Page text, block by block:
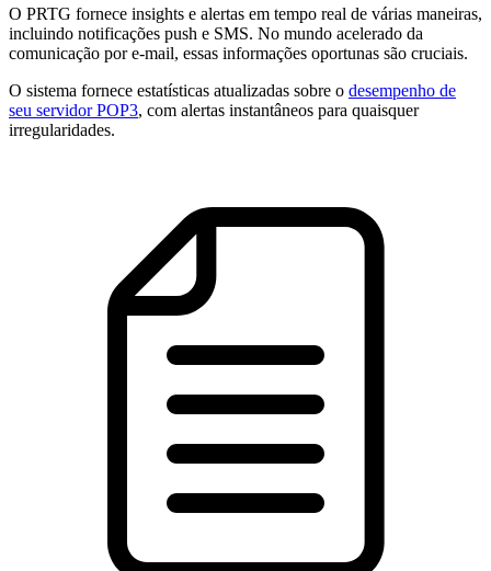
O PRTG fornece insights e alertas em tempo real de várias maneiras,
incluindo notificações push e SMS. No mundo acelerado da
comunicação por e-mail, essas informações oportunas são cruciais.
O sistema fornece estatísticas atualizadas sobre o desempenho de
seu servidor POP3, com alertas instantâneos para quaisquer
irregularidades.